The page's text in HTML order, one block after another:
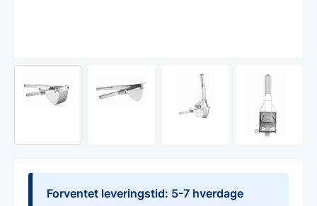
Forventet leveringstid: 5-7 hverdage